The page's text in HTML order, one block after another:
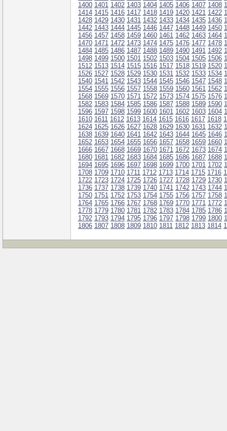
1400 1401 1402 1403 1404 1405 1406 1407 1408
1414 1415 1416 1417 1418 1419 1420 1421 1422
1428 1429 1430 1431 1432 1433 1434 1435 1436
1442 1443 1444 1445 1446 1447 1448 1449 1450
1456 1457 1458 1459 1460 1461 1462 1463 1464
1470 1471 1472 1473 1474 1475 1476 1477 1478
1484 1485 1486 1487 1488 1489 1490 1491 1492
1498 1499 1500 1501 1502 1503 1504 1505 1506
1512 1513 1514 1515 1516 1517 1518 1519 1520
1526 1527 1528 1529 1530 1531 1532 1533 1534
1540 1541 1542 1543 1544 1545 1546 1547 1548
1554 1555 1556 1557 1558 1559 1560 1561 1562
1568 1569 1570 1571 1572 1573 1574 1575 1576
1582 1583 1584 1585 1586 1587 1588 1589 1590
1596 1597 1598 1599 1600 1601 1602 1603 1604
1610 1611 1612 1613 1614 1615 1616 1617 1618
1624 1625 1626 1627 1628 1629 1630 1631 1632
1638 1639 1640 1641 1642 1643 1644 1645 1646
1652 1653 1654 1655 1656 1657 1658 1659 1660
1666 1667 1668 1669 1670 1671 1672 1673 1674
1680 1681 1682 1683 1684 1685 1686 1687 1688
1694 1695 1696 1697 1698 1699 1700 1701 1702
1708 1709 1710 1711 1712 1713 1714 1715 1716
1722 1723 1724 1725 1726 1727 1728 1729 1730
1736 1737 1738 1739 1740 1741 1742 1743 1744
1750 1751 1752 1753 1754 1755 1756 1757 1758
1764 1765 1766 1767 1768 1769 1770 1771 1772
1778 1779 1780 1781 1782 1783 1784 1785 1786
1792 1793 1794 1795 1796 1797 1798 1799 1800
1806 1807 1808 1809 1810 1811 1812 1813 1814